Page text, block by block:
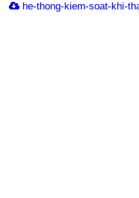
he-thong-kiem-soat-khi-